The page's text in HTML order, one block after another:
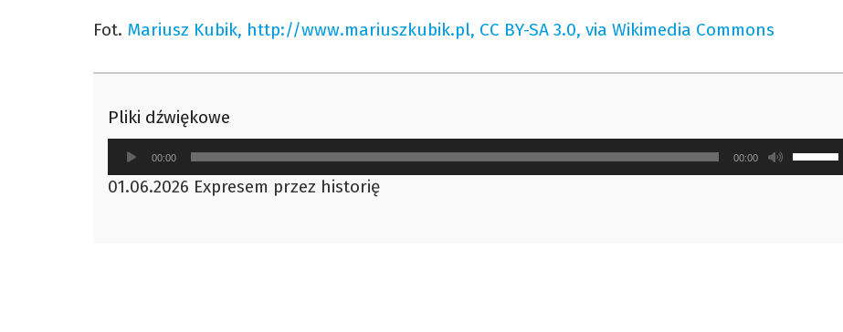
Fot. Mariusz Kubik, http://www.mariuszkubik.pl, CC BY-SA 3.0, via Wikimedia Commons
Pliki dźwiękowe
Odtwarzacz
plików
dźwiękowych
00:00 00:00
strzałek
01.06.2026 Expresem przez historię